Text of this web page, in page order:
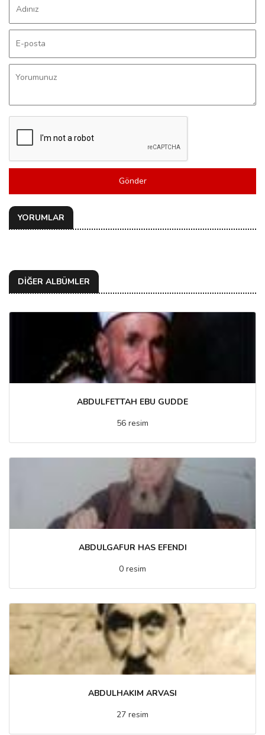
Gönder
YORUMLAR
DİĞER ALBÜMLER
ABDULFETTAH EBU GUDDE
56 resim
ABDULGAFUR HAS EFENDI
0 resim
ABDULHAKIM ARVASI
27 resim